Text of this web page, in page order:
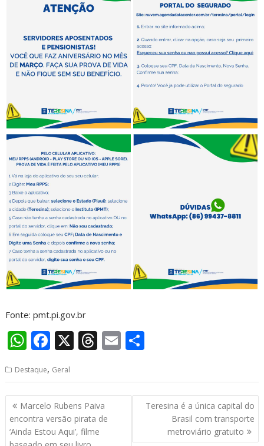
Fonte: pmt.pi.gov.br
W
at
s
A
p
F
e
b
o
o
X T
re
a
d
s
E
ai
l
ar
e
Destaque, Geral
Navegação
de
Post
Marcelo Rubens Paiva
encontra versão pirata de
‘Ainda Estou Aqui’, filme
Teresina é a única capital do
Brasil com transporte
metroviário gratuito